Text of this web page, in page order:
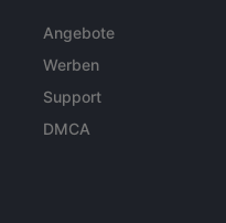
Angebote
Werben
Support
DMCA